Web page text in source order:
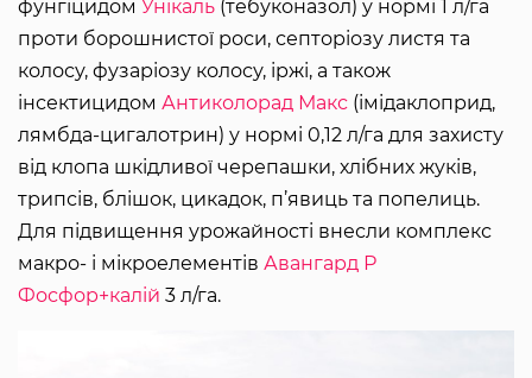
фунгіцидом Унікаль (тебуконазол) у нормі 1 л/га
проти борошнистої роси, септоріозу листя та
колосу, фузаріозу колосу, іржі, а також
інсектицидом Антиколорад Макс (імідаклоприд,
лямбда-цигалотрин) у нормі 0,12 л/га для захисту
від клопа шкідливої черепашки, хлібних жуків,
трипсів, блішок, цикадок, п’явиць та попелиць.
Для підвищення урожайності внесли комплекс
макро- і мікроелементів Авангард Р
Фосфор+калій 3 л/га.